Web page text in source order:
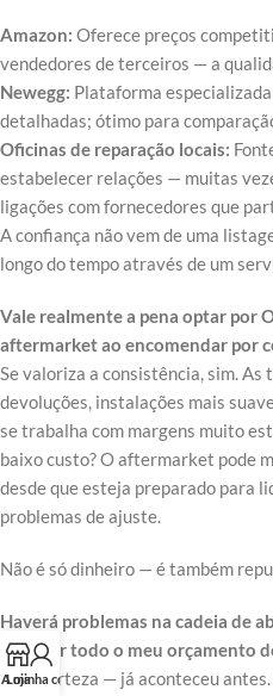
Amazon: Oferece preços
vendedores de terceiros — a
Newegg: Plataforma
detalhadas; ótimo para
Oficinas de reparação locais:
estabelecer relações — muitas
ligações com fornecedores que
A confiança não vem de uma
longo do tempo através de um
Vale realmente a pena optar por
aftermarket ao encomendar por
Se valoriza a consistência, sim.
devoluções, instalações mais
se trabalha com margens muito
baixo custo? O aftermarket pode
desde que esteja preparado para
problemas de ajuste.
Não é só dinheiro — é também
Haverá problemas na cadeia de
arruinar todo o meu orçamento
Com certeza — já aconteceu
Loja
A minha conta